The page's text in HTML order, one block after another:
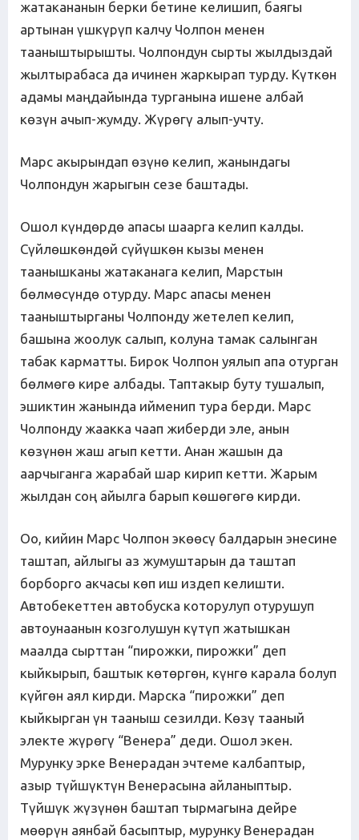
жатакананын берки бетине келишип, баягы
артынан үшкүрүп калчу Чолпон менен
тааныштырышты. Чолпондун сырты жылдыздай
жылтырабаса да ичинен жаркырап турду. Күткөн
адамы маңдайында турганына ишене албай
көзүн ачып-жумду. Жүрөгү алып-учту.
Марс акырындап өзүнө келип, жанындагы
Чолпондун жарыгын сезе баштады.
Ошол күндөрдө апасы шаарга келип калды.
Сүйлөшкөндөй сүйүшкөн кызы менен
таанышканы жатаканага келип, Марстын
бөлмөсүндө отурду. Марс апасы менен
тааныштырганы Чолпонду жетелеп келип,
башына жоолук салып, колуна тамак салынган
табак карматты. Бирок Чолпон уялып апа отурган
бөлмөгө кире албады. Таптакыр буту тушалып,
эшиктин жанында ийменип тура берди. Марс
Чолпонду жаакка чаап жиберди эле, анын
көзүнөн жаш агып кетти. Анан жашын да
аарчыганга жарабай шар кирип кетти. Жарым
жылдан соң айылга барып көшөгөгө кирди.
Оо, кийин Марс Чолпон экөөсү балдарын энесине
таштап, айлыгы аз жумуштарын да таштап
борборго акчасы көп иш издеп келишти.
Автобекеттен автобуска которулуп отурушуп
автоунаанын козголушун күтүп жатышкан
маалда сырттан “пирожки, пирожки” деп
кыйкырып, баштык көтөргөн, күнгө карала болуп
күйгөн аял кирди. Марска “пирожки” деп
кыйкырган үн тааныш сезилди. Көзү тааный
электе жүрөгү “Венера” деди. Ошол экен.
Мурунку эрке Венерадан эчтеме калбаптыр,
азыр түйшүктүн Венерасына айланыптыр.
Түйшүк жүзүнөн баштап тырмагына дейре
мөөрүн аянбай басыптыр, мурунку Венерадан